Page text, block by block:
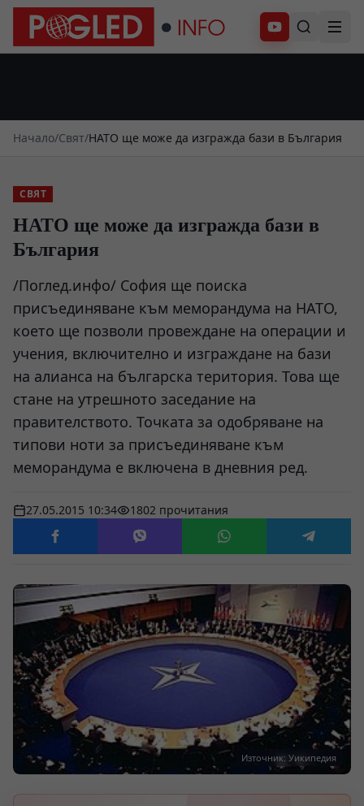
Абонирай се
Начало/Свят/НАТО ще може да изгражда бази в България
СВЯТ
НАТО ще може да изгражда бази в
България
/Поглед.инфо/ София ще поиска
присъединяване към меморандума на НАТО,
което ще позволи провеждане на операции и
учения, включително и изграждане на бази
на алианса на българска територия. Това ще
стане на утрешното заседание на
правителството. Точката за одобряване на
типови ноти за присъединяване към
меморандума е включена в дневния ред.
27.05.2015 10:34 1802 прочитания
Източник: Уикипедия